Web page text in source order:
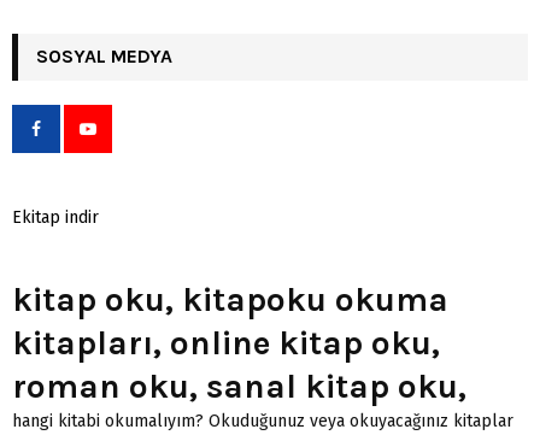
SOSYAL MEDYA
Ekitap indir
kitap oku, kitapoku okuma
kitapları, online kitap oku,
roman oku, sanal kitap oku,
hangi kitabi okumalıyım? Okuduğunuz veya okuyacağınız kitaplar